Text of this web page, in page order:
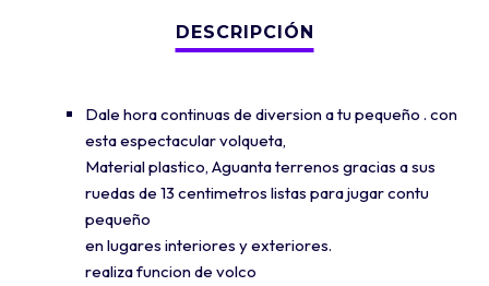
Dale hora continuas de diversion a tu pequeño . con
esta espectacular volqueta,
Material plastico, Aguanta terrenos gracias a sus
ruedas de 13 centimetros listas para jugar contu
pequeño
en lugares interiores y exteriores.
realiza funcion de volco